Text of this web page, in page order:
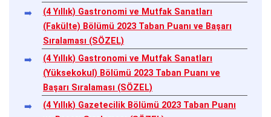
(4 Yıllık) Gastronomi ve Mutfak Sanatları
(Fakülte) Bölümü 2023 Taban Puanı ve Başarı
Sıralaması (SÖZEL)
(4 Yıllık) Gastronomi ve Mutfak Sanatları
(Yüksekokul) Bölümü 2023 Taban Puanı ve
Başarı Sıralaması (SÖZEL)
(4 Yıllık) Gazetecilik Bölümü 2023 Taban Puanı